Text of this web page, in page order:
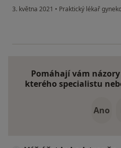
3. května 2021 • Praktický lékař
Pomáhají vám
kterého specialistu
Ano